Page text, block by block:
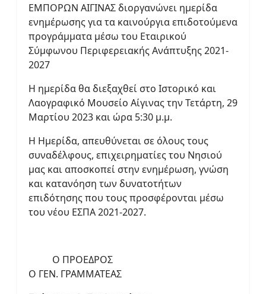
ΕΜΠΟΡΩΝ ΑΙΓΙΝΑΣ διοργανώνει ημερίδα
ενημέρωσης για τα καινούργια επιδοτούμενα
προγράμματα μέσω του Εταιρικού
Σύμφωνου Περιφερειακής Ανάπτυξης 2021-
2027
Η ημερίδα θα διεξαχθεί στο Ιστορικό και
Λαογραφικό Μουσείο Αίγινας την Τετάρτη, 29
Μαρτίου 2023 και ώρα 5:30 μ.μ.
Η Ημερίδα, απευθύνεται σε όλους τους
συναδέλφους, επιχειρηματίες του Νησιού
μας και αποσκοπεί στην ενημέρωση, γνώση
και κατανόηση των δυνατοτήτων
επιδότησης που τους προσφέρονται μέσω
του νέου ΕΣΠΑ 2021-2027.
Ο ΠΡΟΕΔΡΟΣ
Ο ΓΕΝ. ΓΡΑΜΜΑΤΕΑΣ